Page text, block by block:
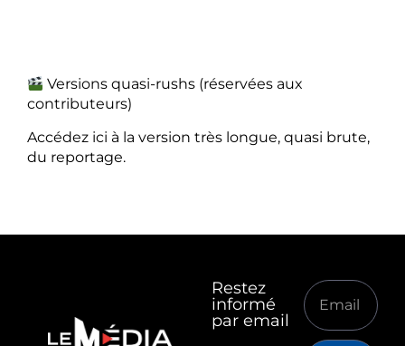
Versions quasi-rushs (réservées aux
contributeurs)
Accédez ici à la version très longue, quasi brute,
du reportage.
Restez
informé
par email